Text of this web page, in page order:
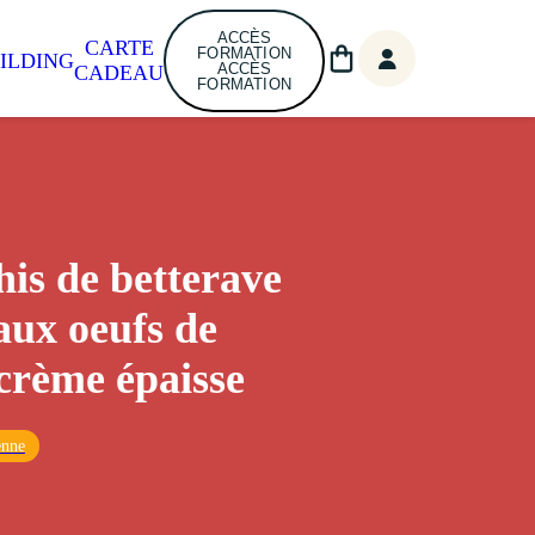
CARTE
CADEAU
ACCÈS
FORMATION
ACCÈS
FORMATION
de betterave
oeufs de
épaisse